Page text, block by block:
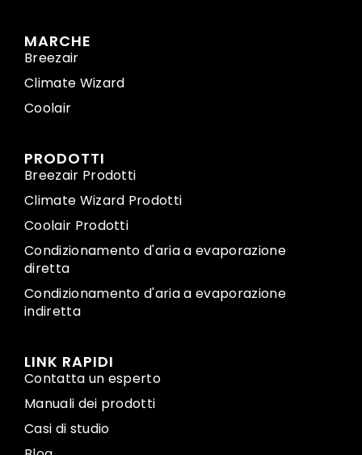
MARCHE
Breezair
Climate Wizard
Coolair
PRODOTTI
Breezair Prodotti
Climate Wizard Prodotti
Coolair Prodotti
Condizionamento d'aria a evaporazione
diretta
Condizionamento d'aria a evaporazione
indiretta
LINK RAPIDI
Contatta un esperto
Manuali dei prodotti
Casi di studio